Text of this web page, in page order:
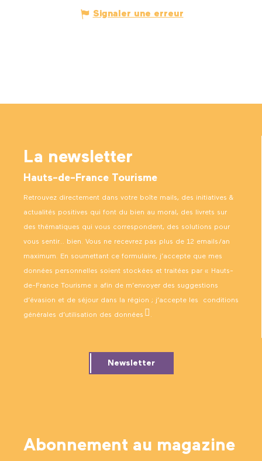
Signaler une erreur
La newsletter
Hauts-de-France Tourisme
Retrouvez directement dans votre boîte mails, des initiatives &
actualités positives qui font du bien au moral, des livrets sur
des thématiques qui vous correspondent, des solutions pour
vous sentir… bien. Vous ne recevrez pas plus de 12 emails/an
maximum. En soumettant ce formulaire, j’accepte que mes
données personnelles soient stockées et traitées par « Hauts-
de-France Tourisme » afin de m’envoyer des suggestions
d’évasion et de séjour dans la région ; j’accepte les conditions
générales d’utilisation des données .
Newsletter
Abonnement au magazine